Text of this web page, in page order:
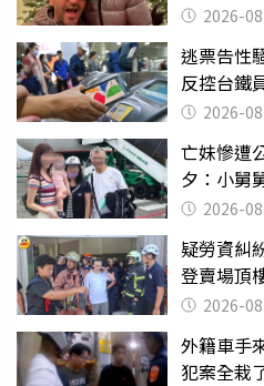
2026-
逃票告性
反控台鐵
2026-
亡妹慘遭
夕：小舅
2026-
疑勞資糾
登賣場頂
2026-
外籍車手
犯案全栽